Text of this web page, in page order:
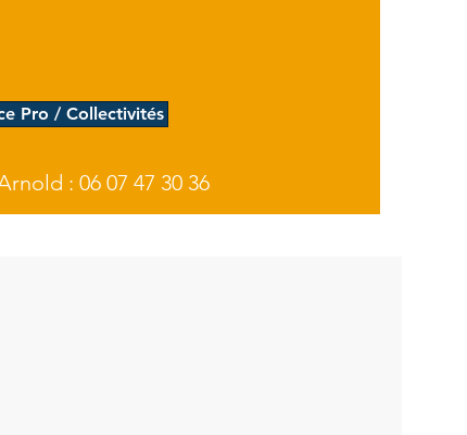
Pro / Collectivités
: 06 07 47 30 36